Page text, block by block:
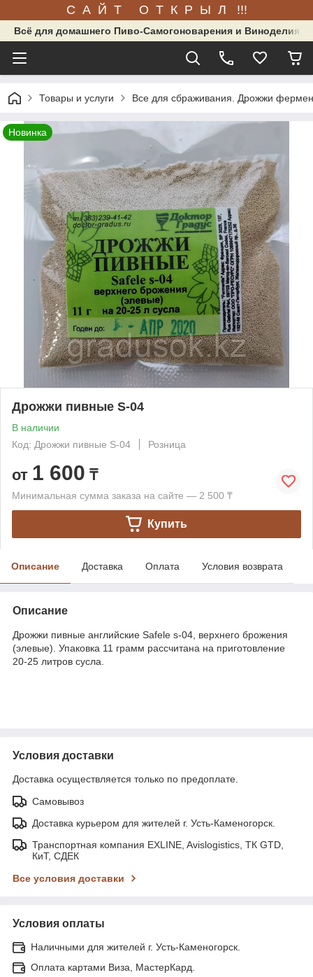
С А Й Т О Т К Р Ы Л !!!
Всё для домашнего Пиво-Самогоноварения и Виноделия.
Товары и услуги Все для сбраживания. Дрожжи
Новинка
Дрожжи пивные S-04
В наличии
Код: Дрожжи пивные S-04
Розница
от 1 600 ₸
Минимальная сумма заказа на сайте — 2 500 ₸
Купить
Описание Доставка Оплата Условия возврата
Описание
Дрожжи пивные английские Safele s-04, верхнего брожения
(элевые). Упаковка 11 грамм рассчитана на приготовление
20-25 литров сусла.
Условия доставки
Доставка осуществляется только по предоплате.
Самовывоз
Доставка курьером для жителей г. Усть-Каменогорск.
Транспортная компания EXLINE, Avislogistics, ТК GTD,
КиТ, СДЕК
Все условия доставки
Условия оплаты
Наличными для жителей г. Усть-Каменогорск.
Оплата картами Виза, МастерКард.